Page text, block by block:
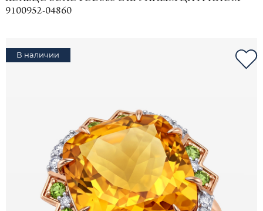
9100952-04860
В наличии